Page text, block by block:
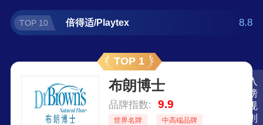
入
榜
规
则
TOP 10 倍得适/Playtex 8.8
TOP 1
布朗博士
品牌指数: 9.9
世界名牌 中高端品牌